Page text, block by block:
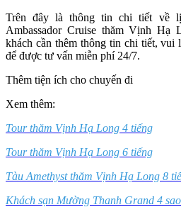
Trên đây là thông tin chi tiết về
Ambassador Cruise thăm Vịnh
khách cần thêm thông tin chi tiết,
để được tư vấn miễn phí 24/7.
Thêm tiện ích cho chuyến đi
Xem thêm:
Tour thăm Vịnh Hạ Long 4 tiếng
Tour thăm Vịnh Hạ Long 6 tiếng
Tàu Amethyst thăm Vịnh Hạ Long 8
Khách sạn Mường Thanh Grand 4 sao